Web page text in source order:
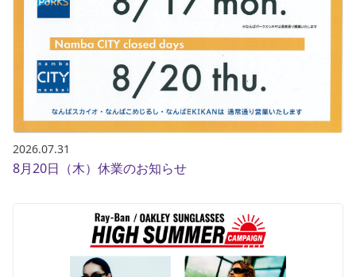
ムラサキスポーツ 公式アプリ
ポイント・クーポンもこのアプリで！
2026.07.31
8月20日（木）休業のお知らせ